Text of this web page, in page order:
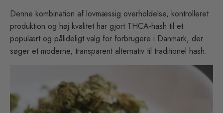
Denne kombination af lovmæssig overholdelse, kontrolleret
produktion og høj kvalitet har gjort THCA-hash til et
populært og pålideligt valg for forbrugere i Danmark, der
søger et moderne, transparent alternativ til traditionel hash.